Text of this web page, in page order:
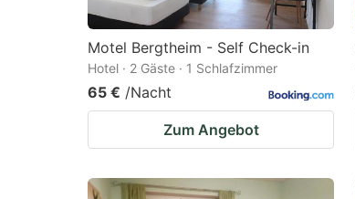
Motel Bergtheim - Self Check-in
Hotel · 2 Gäste · 1 Schlafzimmer
65 € /Nacht
Zum Angebot